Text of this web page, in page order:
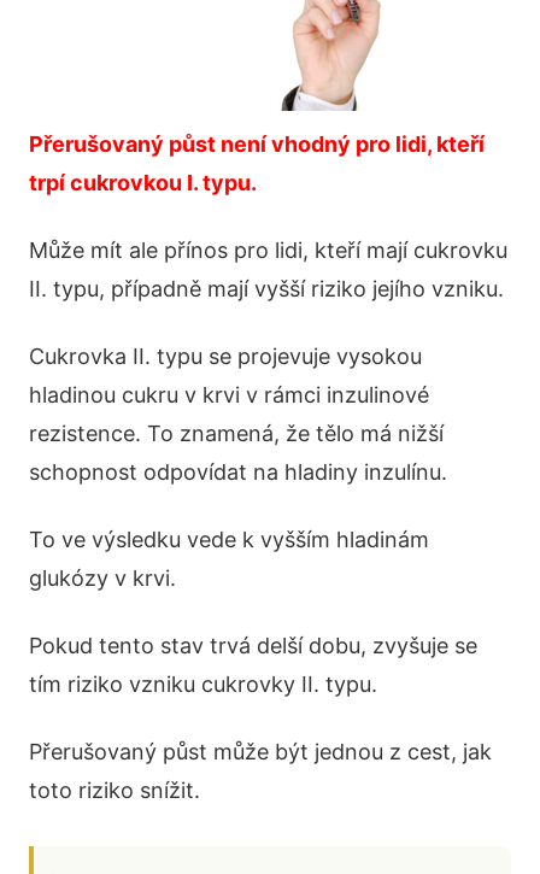
Přerušovaný půst není vhodný pro lidi, kteří
trpí cukrovkou I. typu.
Může mít ale přínos pro lidi, kteří mají cukrovku
II. typu, případně mají vyšší riziko jejího vzniku.
Cukrovka II. typu se projevuje vysokou
hladinou cukru v krvi v rámci inzulinové
rezistence. To znamená, že tělo má nižší
schopnost odpovídat na hladiny inzulínu.
To ve výsledku vede k vyšším hladinám
glukózy v krvi.
Pokud tento stav trvá delší dobu, zvyšuje se
tím riziko vzniku cukrovky II. typu.
Přerušovaný půst může být jednou z cest, jak
toto riziko snížit.